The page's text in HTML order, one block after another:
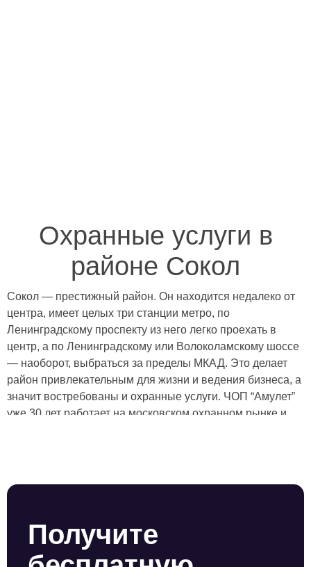
Охранные услуги в
районе Сокол
Сокол — престижный район. Он находится недалеко от
центра, имеет целых три станции метро, по
Ленинградскому проспекту из него легко проехать в
центр, а по Ленинградскому или Волоколамскому шоссе
— наоборот, выбраться за пределы МКАД. Это делает
район привлекательным для жизни и ведения бизнеса, а
значит востребованы и охранные услуги. ЧОП “Амулет”
уже 30 лет работает на московском охранном рынке и
оперативное реагирование — по сигналу тревоги ГБР
максимально быстро организовать пост охраны или
заменить сотрудника.
Получите